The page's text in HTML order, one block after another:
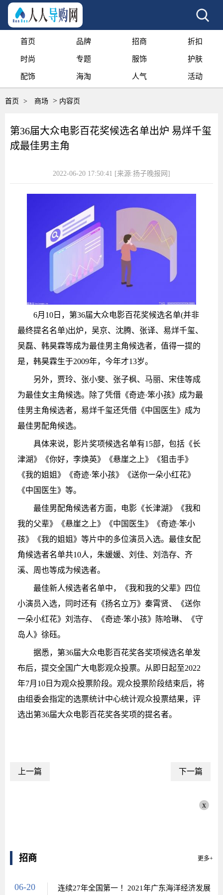
首页 品牌 招商 折扣
时尚 专题 服饰 护肤
配饰 海淘 人气 活动
首页 > 商场 > 内容页
第36届大众电影百花奖候选名单出炉 易烊千玺
成最佳男主角
2022-06-20 17:50:41 [来源:扬子晚报网]
6月10日，第36届大众电影百花奖候选名单(并非
最终提名名单)出炉，吴京、沈腾、张译、易烊千玺、
吴磊、韩昊霖等成为最佳男主角候选者，值得一提的
是，韩昊霖生于2009年，今年才13岁。
另外，贾玲、张小斐、张子枫、马丽、宋佳等成
为最佳女主角候选。除了凭借《奇迹·笨小孩》成为最
佳男主角候选者，易烊千玺还凭借《中国医生》成为
最佳男配角候选。
具体来说，影片奖项候选名单有15部，包括《长
津湖》《你好，李焕英》《悬崖之上》《狙击手》
《我的姐姐》《奇迹·笨小孩》《送你一朵小红花》
《中国医生》等。
最佳男配角候选者方面，电影《长津湖》《我和
我的父辈》《悬崖之上》《中国医生》《奇迹·笨小
孩》《我的姐姐》等片中的多位演员入选。最佳女配
角候选者名单共10人，朱媛媛、刘佳、刘浩存、齐
溪、周也等成为候选者。
最佳新人候选者名单中，《我和我的父辈》四位
小演员入选，同时还有《扬名立万》秦霄贤、《送你
一朵小红花》刘浩存、《奇迹·笨小孩》陈哈琳、《守
岛人》徐砡。
据悉，第36届大众电影百花奖各奖项候选名单发
布后，提交全国广大电影观众投票。从即日起至2022
年7月10日为观众投票阶段。观众投票阶段结束后，将
由组委会指定的选票统计中心统计观众投票结果，评
选出第36届大众电影百花奖各奖项的提名者。
上一篇 下一篇
x
招商 更多+
06-20 连续27年全国第一 ！2021年广东海洋经济发展